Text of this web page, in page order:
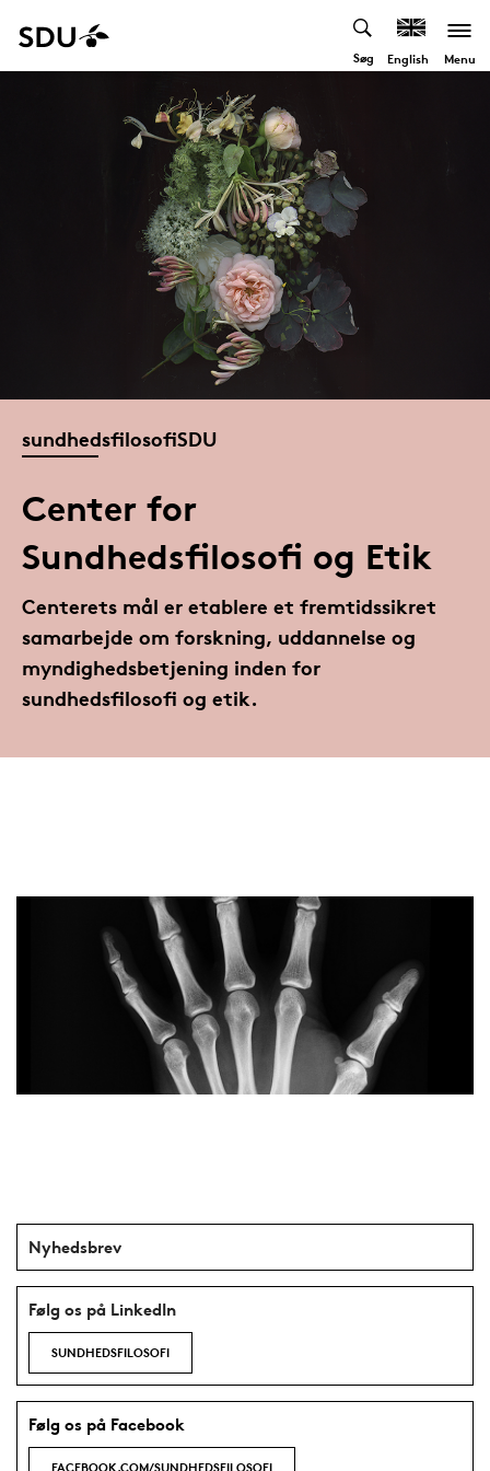
Søg English Menu
sundhedsfilosofiSDU
Center for
Sundhedsfilosofi og Etik
Centerets mål er etablere et fremtidssikret
samarbejde om forskning, uddannelse og
myndighedsbetjening inden for
sundhedsfilosofi og etik.
Nyhedsbrev
Følg os på LinkedIn
SUNDHEDSFILOSOFI
Følg os på Facebook
FACEBOOK.COM/SUNDHEDSFILOSOFI